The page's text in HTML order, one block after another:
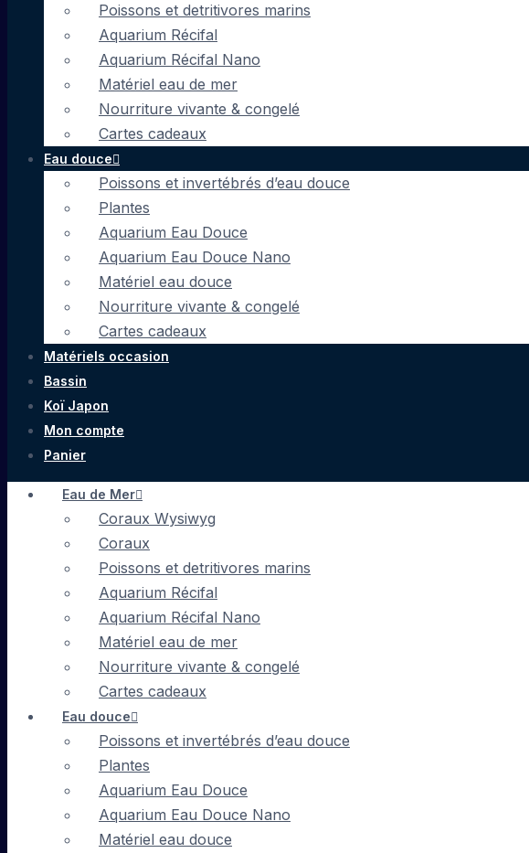
Poissons et detritivores marins
Aquarium Récifal
Aquarium Récifal Nano
Matériel eau de mer
Nourriture vivante & congelé
Cartes cadeaux
Eau douce
Poissons et invertébrés d’eau douce
Plantes
Aquarium Eau Douce
Aquarium Eau Douce Nano
Matériel eau douce
Nourriture vivante & congelé
Cartes cadeaux
Matériels occasion
Bassin
Koï Japon
Mon compte
Panier
Eau de Mer
Coraux Wysiwyg
Coraux
Poissons et detritivores marins
Aquarium Récifal
Aquarium Récifal Nano
Matériel eau de mer
Nourriture vivante & congelé
Cartes cadeaux
Eau douce
Poissons et invertébrés d’eau douce
Plantes
Aquarium Eau Douce
Aquarium Eau Douce Nano
Matériel eau douce